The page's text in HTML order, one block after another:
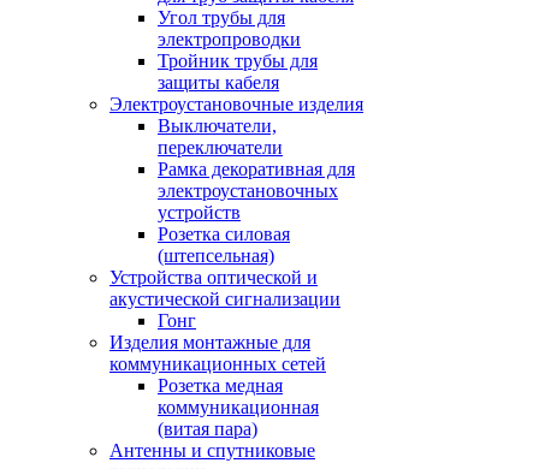
Угол трубы для
электропроводки
Тройник трубы для
защиты кабеля
Электроустановочные изделия
Выключатели,
переключатели
Рамка декоративная для
электроустановочных
устройств
Розетка силовая
(штепсельная)
Устройства оптической и
акустической сигнализации
Гонг
Изделия монтажные для
коммуникационных сетей
Розетка медная
коммуникационная
(витая пара)
Антенны и спутниковые